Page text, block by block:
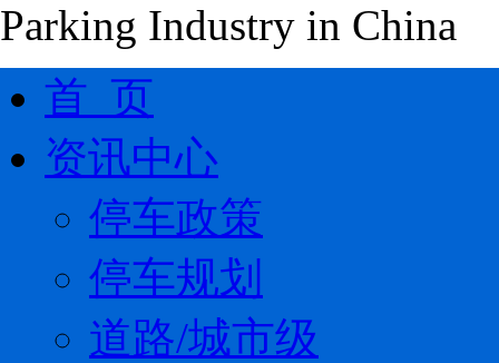
Parking Industry in China
首 页
资讯中心
停车政策
停车规划
道路/城市级